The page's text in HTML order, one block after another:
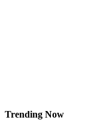
Trending Now